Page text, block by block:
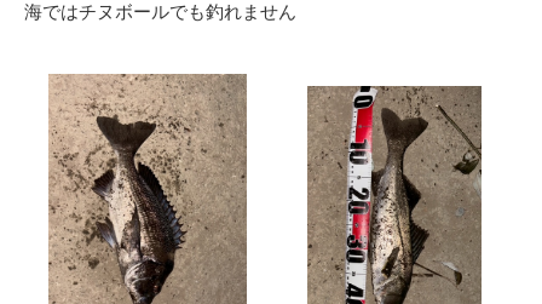
海ではチヌボールでも釣れません